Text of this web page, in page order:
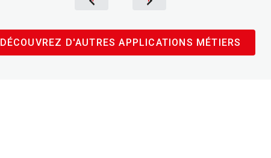
DÉCOUVREZ D'AUTRES APPLICATIONS MÉTIERS